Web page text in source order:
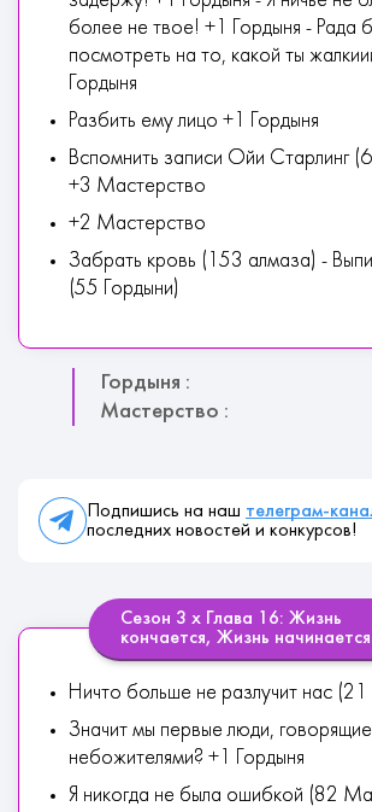
более не твое! +1 Гордыня - Рада
посмотреть на то, какой ты
Гордыня
Разбить ему лицо +1 Гордыня
Вспомнить записи Ойи Старлинг
+3 Мастерство
+2 Мастерство
Забрать кровь (153 алмаза) -
(55 Гордыни)
Гордыня :
Мастерство :
Подпишись на наш телеграм-
последних новостей и конкурсов!
Сезон 3 х Глава 16: Жизнь
кончается, Жизнь начинается
Ничто больше не разлучит нас (21
Значит мы первые люди,
небожителями? +1 Гордыня
Я никогда не была ошибкой (82